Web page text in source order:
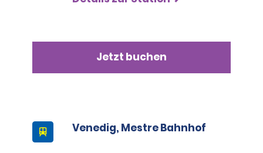
Jetzt buchen
Venedig, Mestre Bahnhof